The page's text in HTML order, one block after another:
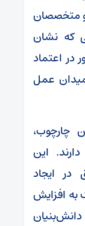
و متخصصان
که نشان
اعتماد
عمل
چارچوب،
این
در ایجاد
به افزایش